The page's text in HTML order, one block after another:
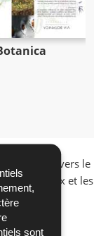
sont
mène à travers le
plus beaux et les